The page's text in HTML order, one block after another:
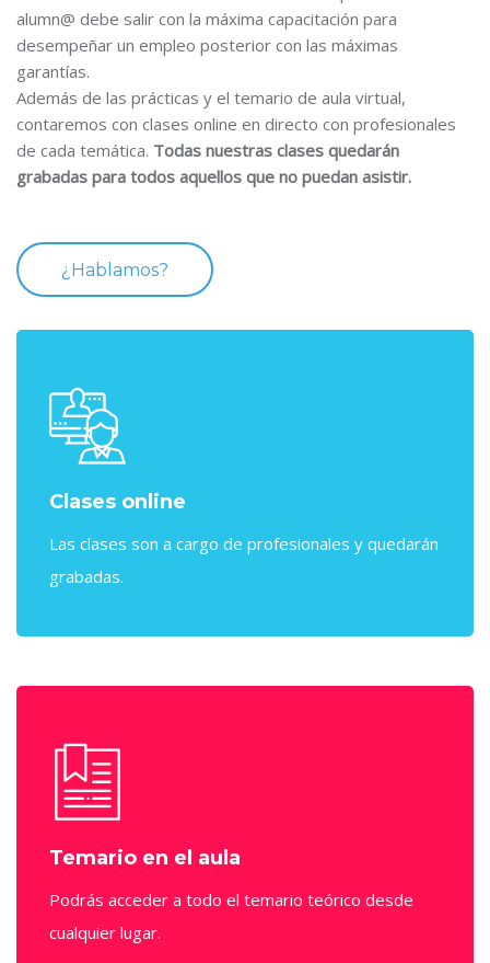
alumn@ debe salir con la máxima capacitación para
desempeñar un empleo posterior con las máximas
garantías.
Además de las prácticas y el temario de aula virtual,
contaremos con clases online en directo con profesionales
de cada temática. Todas nuestras clases quedarán
grabadas para todos aquellos que no puedan asistir.
¿Hablamos?
Clases online
Las clases son a cargo de profesionales y quedarán
grabadas.
Temario en el aula
Podrás acceder a todo el temario teórico desde
cualquier lugar.